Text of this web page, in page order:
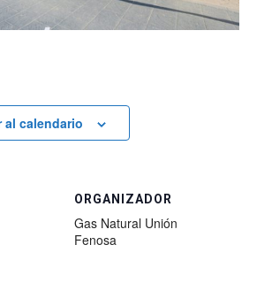
al calendario
ORGANIZADOR
Gas Natural Unión
Fenosa